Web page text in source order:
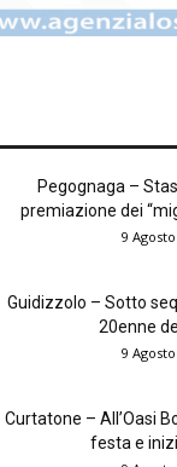
Pegognaga –
premiazione dei
9
Guidizzolo – Sotto
20enne
9
Curtatone – All’Oasi
festa e